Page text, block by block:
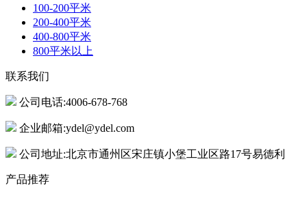
100-200平米
200-400平米
400-800平米
800平米以上
联系我们
公司电话:4006-678-768
企业邮箱:ydel@ydel.com
公司地址:北京市通州区宋庄镇小堡工业区路17号易德利
产品推荐